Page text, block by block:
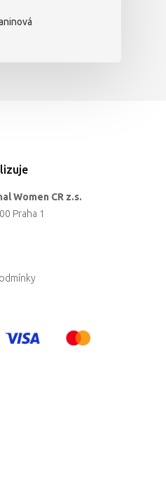
Women CR z.s.
Praha 1